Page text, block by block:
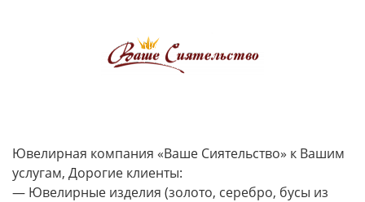
Ювелирная компания «Ваше Сиятельство» к Вашим
услугам, Дорогие клиенты:
— Ювелирные изделия (золото, серебро, бусы из